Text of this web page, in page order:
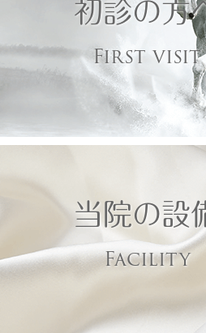
初診の方
First visit
当院の設
Facility